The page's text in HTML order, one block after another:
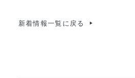
新着情報一覧に戻る